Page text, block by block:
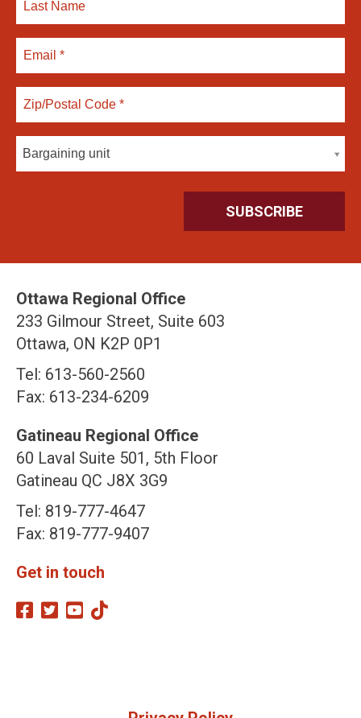
Bargaining unit
Ottawa Regional Office
233 Gilmour Street, Suite 603
Ottawa, ON K2P 0P1
Tel: 613-560-2560
Fax: 613-234-6209
Gatineau Regional Office
60 Laval Suite 501, 5th Floor
Gatineau QC J8X 3G9
Tel: 819-777-4647
Fax: 819-777-9407
Get in touch